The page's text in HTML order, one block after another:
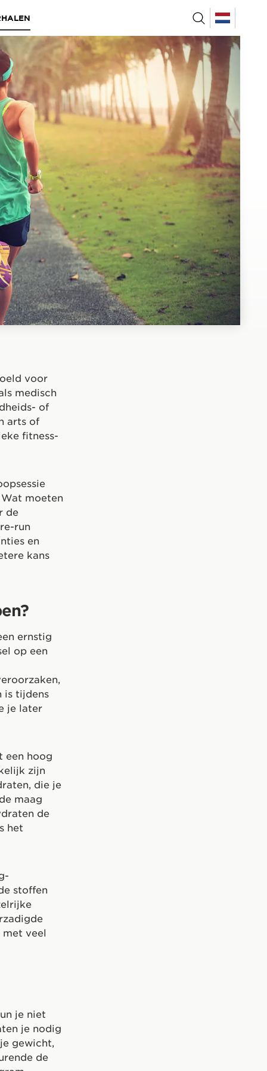
voor
medisch
of
arts of
fitness-
moeten
de
run
en
kans
ernstig
op een
is tijdens
je later
een hoog
zijn
die je
maag
de
het
stoffen
met veel
je niet
je nodig
gewicht,
de